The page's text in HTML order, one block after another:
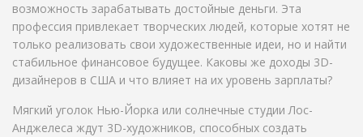
возможность зарабатывать достойные деньги. Эта
профессия привлекает творческих людей, которые хотят не
только реализовать свои художественные идеи, но и найти
стабильное финансовое будущее. Каковы же доходы 3D-
дизайнеров в США и что влияет на их уровень зарплаты?
Мягкий уголок Нью-Йорка или солнечные студии Лос-
Анджелеса ждут 3D-художников, способных создать